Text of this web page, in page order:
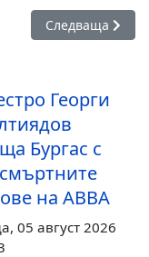
в юбилейното
Следваща
Следваща
Георги
Бургас с
на ABBA
05 август 2026